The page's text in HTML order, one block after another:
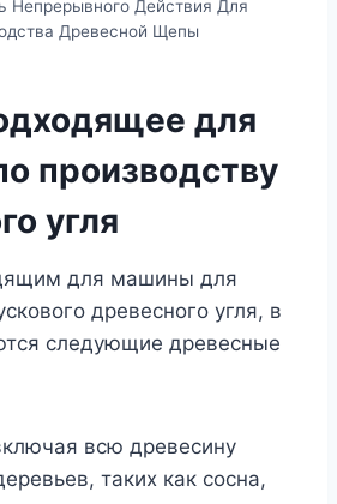
Непрерывного Действия Для
Древесной Щепы
для
производству
угля
для машины для
древесного угля, в
следующие древесные
всю древесину
таких как сосна,